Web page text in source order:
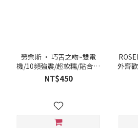
勞樂斯 ‧ 巧舌之吻~雙電
機/10頻強震/超軟糯/貼合入
體/內外同爽/手機APP/ 百變
玩法穿戴按摩器 ﹝具兩種操
NT$450
外齊
入體
遙